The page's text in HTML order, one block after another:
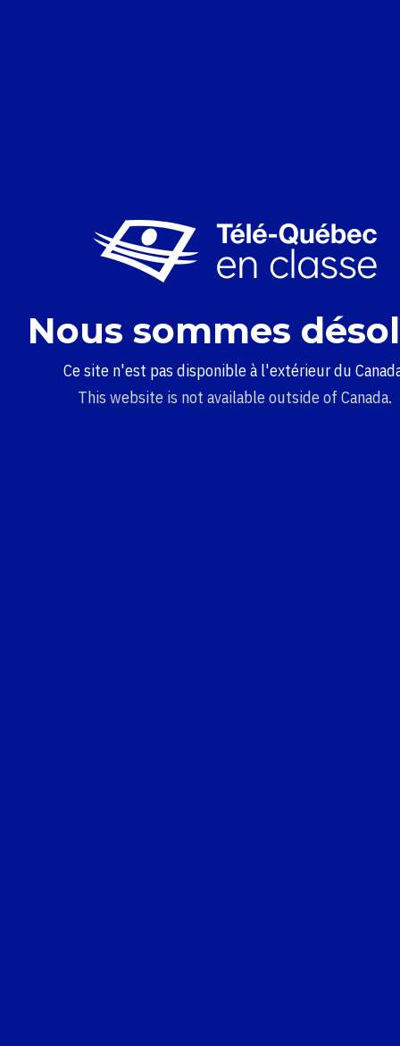
Nous sommes
Ce site n'est pas disponible à l'extérieur du
This website is not available outside of Canada.